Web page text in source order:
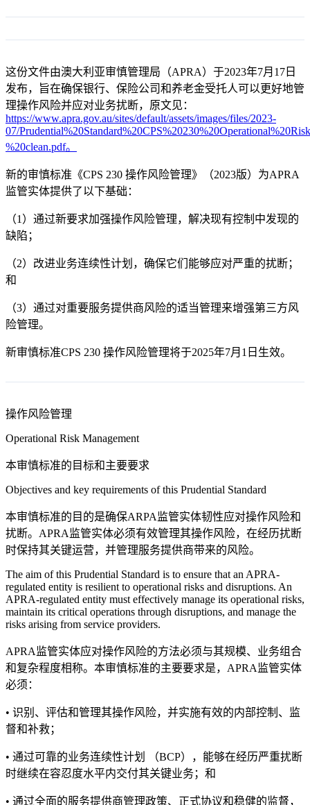
这份文件由澳大利亚审慎管理局（APRA）于2023年7月17日
发布，旨在确保银行、保险公司和养老金受托人可以更好地管
理操作风险并应对业务扰断，原文见：
https://www.apra.gov.au/sites/default/assets/images/files/2023-
07/
%20clean.pdf。
新的审慎标准《CPS 230 操作风险管理》（2023版）为APRA
监管实体提供了以下基础：
（1）通过新要求加强操作风险管理，解决现有控制中发现的
缺陷；
（2）改进业务连续性计划，确保它们能够应对严重的扰断；
和
（3）通过对重要服务提供商风险的适当管理来增强第三方风
险管理。
新审慎标准CPS 230 操作风险管理将于2025年7月1日生效。
操作风险管理
Operational Risk Management
本审慎标准的目标和主要要求
Objectives and key requirements of this Prudential Standard
本审慎标准的目的是确保ARPA监管实体韧性应对操作风险和
扰断。APRA监管实体必须有效管理其操作风险，在经历扰断
时保持其关键运营，并管理服务提供商带来的风险。
The aim of this Prudential Standard is to ensure that an APRA-
regulated entity is resilient to operational risks and disruptions. An
APRA-regulated entity must effectively manage its operational risks,
maintain its critical operations through disruptions, and manage the
risks arising from service providers.
APRA监管实体应对操作风险的方法必须与其规模、业务组合
和复杂程度相称。本审慎标准的主要要求是，APRA监管实体
必须：
• 识别、评估和管理其操作风险，并实施有效的内部控制、监
督和补救；
• 通过可靠的业务连续性计划 （BCP），能够在经历严重扰断
时继续在容忍度水平内交付其关键业务；和
• 通过全面的服务提供商管理政策、正式协议和稳健的监督，